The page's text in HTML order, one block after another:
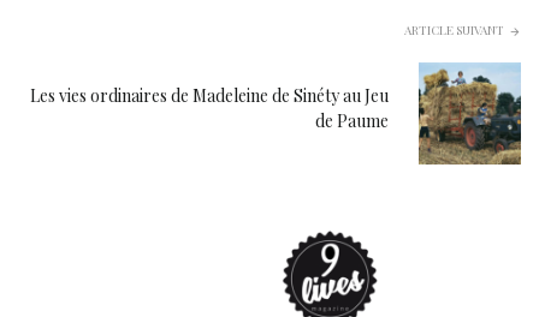
ARTICLE SUIVANT
Les vies ordinaires de Madeleine de Sinéty au Jeu
de Paume